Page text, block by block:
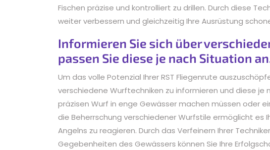
Fischen präzise und kontrolliert zu drillen. Durch diese
weiter verbessern und gleichzeitig Ihre Ausrüstung
Informieren Sie sich über
passen Sie diese je nach Situation
Um das volle Potenzial Ihrer RST Fliegenrute
verschiedene Wurftechniken zu informieren und diese je
präzisen Wurf in enge Gewässer machen müssen oder
die Beherrschung verschiedener Wurfstile ermöglicht es
Angelns zu reagieren. Durch das Verfeinern Ihrer
Gegebenheiten des Gewässers können Sie Ihre